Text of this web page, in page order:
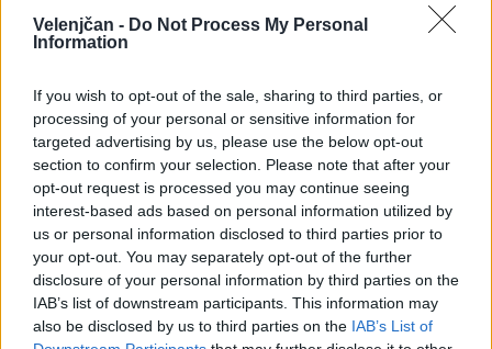
Velenjčan - Do Not Process My Personal
Information
If you wish to opt-out of the sale, sharing to third parties, or
processing of your personal or sensitive information for
targeted advertising by us, please use the below opt-out
section to confirm your selection. Please note that after your
opt-out request is processed you may continue seeing
interest-based ads based on personal information utilized by
us or personal information disclosed to third parties prior to
your opt-out. You may separately opt-out of the further
disclosure of your personal information by third parties on the
IAB’s list of downstream participants. This information may
also be disclosed by us to third parties on the IAB’s List of
narodno-zabavne glasbe
5. avgust 2026
Subvencioniranje nakupa električnih
vozil se zaključuje
5. avgust 2026
Opozorilo:
Po 297. členu Kazenskega zakonika je
posameznik kazensko odgovoren za javno spodbujanje
sovraštva, nasilja ali nestrpnosti. Komentarji z žaljivimi,